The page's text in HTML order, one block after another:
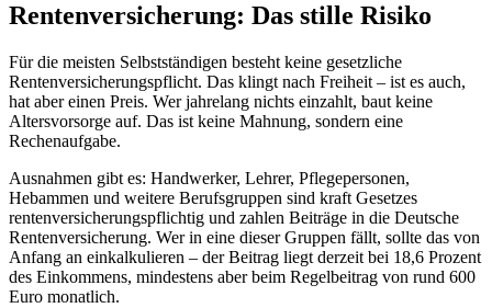
Rentenversicherung: Das stille Risiko
Für die meisten Selbstständigen besteht keine gesetzliche
Rentenversicherungspflicht. Das klingt nach Freiheit – ist es auch,
hat aber einen Preis. Wer jahrelang nichts einzahlt, baut keine
Altersvorsorge auf. Das ist keine Mahnung, sondern eine
Rechenaufgabe.
Ausnahmen gibt es: Handwerker, Lehrer, Pflegepersonen,
Hebammen und weitere Berufsgruppen sind kraft Gesetzes
rentenversicherungspflichtig und zahlen Beiträge in die Deutsche
Rentenversicherung. Wer in eine dieser Gruppen fällt, sollte das von
Anfang an einkalkulieren – der Beitrag liegt derzeit bei 18,6 Prozent
des Einkommens, mindestens aber beim Regelbeitrag von rund 600
Euro monatlich.